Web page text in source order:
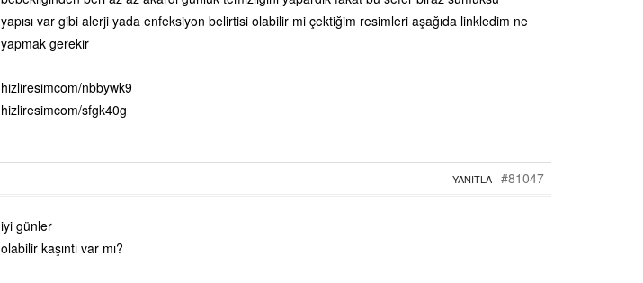
yapısı var gibi alerji yada enfeksiyon belirtisi olabilir mi çektiğim resimleri aşağıda linkledim ne
yapmak gerekir
hizliresimcom/nbbywk9
hizliresimcom/sfgk40g
#81047
YANITLA
iyi günler
olabilir kaşıntı var mı?